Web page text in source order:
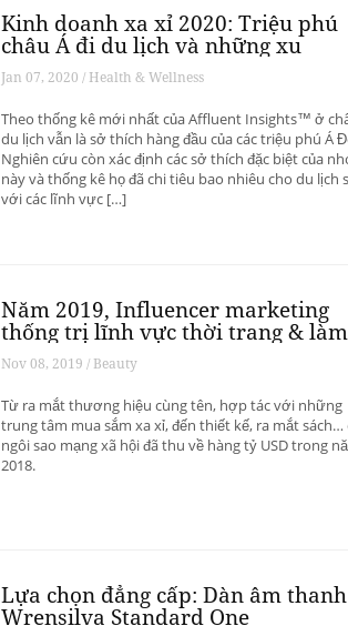
Kinh doanh xa xỉ 2020: Triệu phú
châu Á đi du lịch và những xu
hướng có thể thay đổi ngành du
lịch thượng lưu
Jan 07, 2020 / Health & Wellness
Theo thống kê mới nhất của Affluent Insights™ ở
du lịch vẫn là sở thích hàng đầu của các triệu phú Á
Nghiên cứu còn xác định các sở thích đặc biệt của
này và thống kê họ đã chi tiêu bao nhiêu cho du lịch
với các lĩnh vực […]
Năm 2019, Influencer marketing
thống trị lĩnh vực thời trang & làm
đẹp
Nov 08, 2019 / Beauty
Từ ra mắt thương hiệu cùng tên, hợp tác với những
trung tâm mua sắm xa xỉ, đến thiết kế, ra mắt sách…
ngôi sao mạng xã hội đã thu về hàng tỷ USD trong
2018.
Lựa chọn đẳng cấp: Dàn âm thanh
Wrensilva Standard One